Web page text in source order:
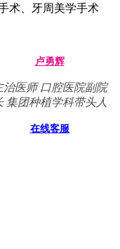
术、牙周美学手术
卢勇辉
治医师 口腔医院副院
集团种植学科带头人
在线客服